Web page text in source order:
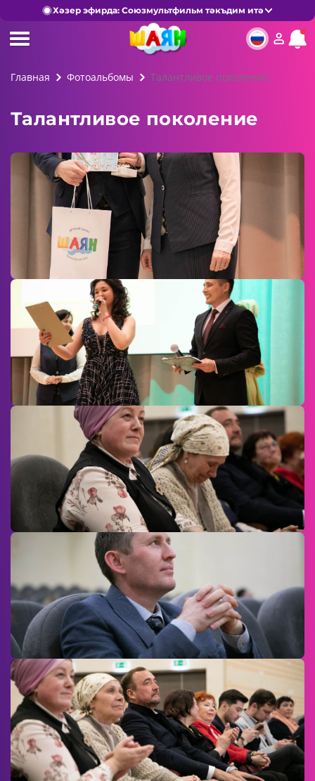
Хәзер эфирда: Союзмультфильм тәкъдим итә
Главная Фотоальбомы Талантливое поколение
Талантливое поколение